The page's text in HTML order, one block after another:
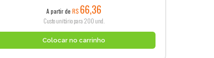
A partir de R$ 66,36
Custo unitário para 200 und.
Colocar no carrinho